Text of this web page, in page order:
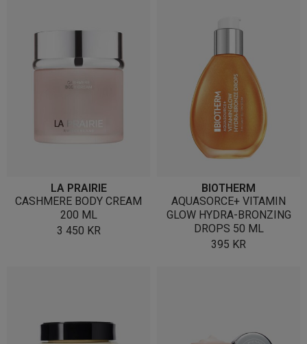
LA PRAIRIE
CASHMERE BODY CREAM
200 ML
3 450 KR
BIOTHERM
AQUASORCE+ VITAMIN
GLOW HYDRA-BRONZING
DROPS 50 ML
395 KR